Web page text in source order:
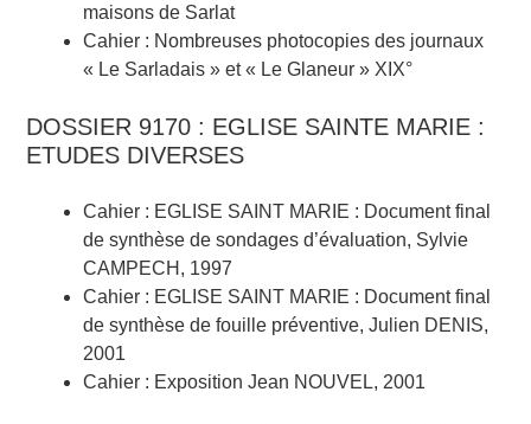
maisons de Sarlat
Cahier : Nombreuses photocopies des journaux
« Le Sarladais » et « Le Glaneur » XIX°
DOSSIER 9170 : EGLISE SAINTE MARIE :
ETUDES DIVERSES
Cahier : EGLISE SAINT MARIE : Document final
de synthèse de sondages d’évaluation, Sylvie
CAMPECH, 1997
Cahier : EGLISE SAINT MARIE : Document final
de synthèse de fouille préventive, Julien DENIS,
2001
Cahier : Exposition Jean NOUVEL, 2001